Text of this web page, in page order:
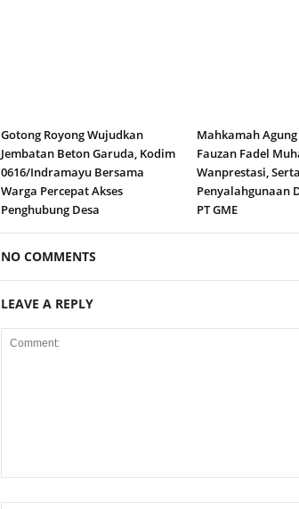
Gotong Royong Wujudkan
Jembatan Beton Garuda, Kodim
0616/Indramayu Bersama
Warga Percepat Akses
Penghubung Desa
Mahkamah Agung
Fauzan Fadel
Wanprestasi,
Penyalahgunaan
PT GME
NO COMMENTS
LEAVE A REPLY